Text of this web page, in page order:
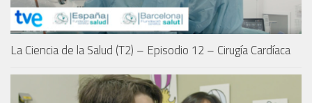
La Ciencia de la Salud (T2) – Episodio 12 – Cirugía Cardíaca